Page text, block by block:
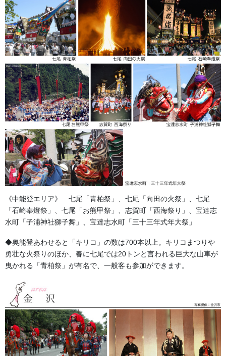
金沢の「百万石まつり」は毎年６月のはじめに開催される市・商
工会議所の開催するお祭りです。その開催にあわせて市内の子供
ちょうちん行列やイベントでの加賀獅子舞などが披露されます。
今回は金沢市の戸水八幡神社獅子舞保存会様の法被を新調させて
いただきました。ご相談いただきご希望のデザインの最終打ち合
わせに約30日をいただきました。そこから現品制作に約３０日い
ただき納品させていただきました。
《中能登エリア》 七尾「青柏祭」、七尾「向田の火祭」、七尾
「石崎奉燈祭」、七尾「お熊甲祭」、志賀町「西海祭り」、宝達志
水町「子浦神社獅子舞」、宝達志水町「三十三年式年大祭」
◆奥能登あわせると「キリコ」の数は700本以上。キリコまつりや
勇壮な火祭りのほか、春に七尾では20トンと言われる巨大な山車が
曳かれる「青柏祭」が有名で、一般客も参加ができます。